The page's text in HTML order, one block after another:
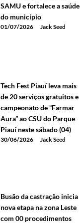
SAMU e fortalece a saúde
do município
01/07/2026 Jack Seed
Tech Fest Piauí leva mais
de 20 serviços gratuitos e
campeonato de “Farmar
Aura” ao CSU do Parque
Piauí neste sábado (04)
30/06/2026 Jack Seed
Busão da castração inicia
nova etapa na zona Leste
com 00 procedimentos